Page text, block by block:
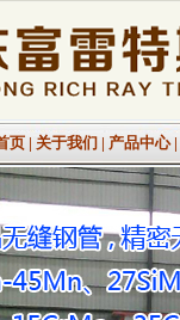
页 | 关于我们 | 产品中心|